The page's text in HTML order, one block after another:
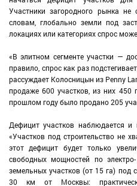
Участники загородного рынка
словам, глобально земли под
локациях или категориях спрос
«В элитном сегменте участки —
правило, спрос как раз
рассуждает Колосницын из Penny
продаже 600 участков, из них
прошлом году было продано 205
Дефицит участков наблюдается
«Участков под строительство не
этот дефицит будет только
свободных мощностей по
земельных участков (от 15 га) под
30 км от Москвы: